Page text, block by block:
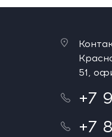
51,
+7
+7